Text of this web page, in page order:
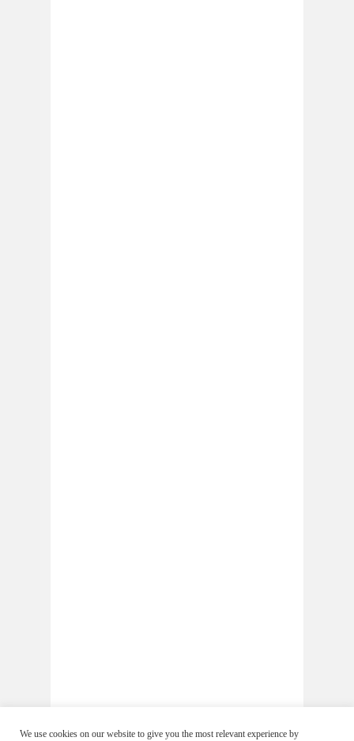
We use cookies on our website to give you the most relevant experience by